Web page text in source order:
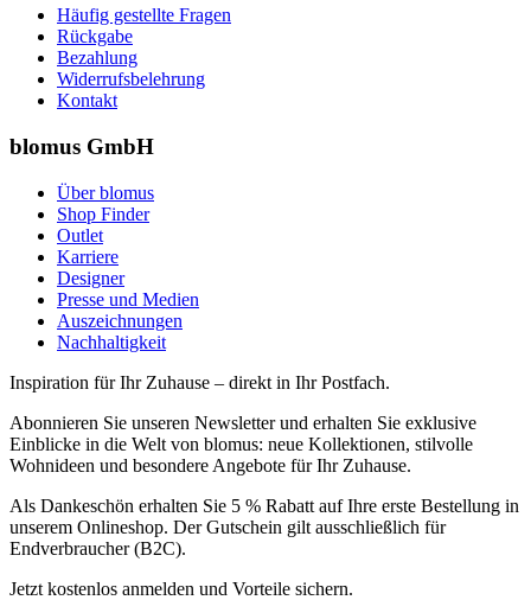
Häufig gestellte Fragen
Rückgabe
Bezahlung
Widerrufsbelehrung
Kontakt
blomus GmbH
Über blomus
Shop Finder
Outlet
Karriere
Designer
Presse und Medien
Auszeichnungen
Nachhaltigkeit
Inspiration für Ihr Zuhause – direkt in Ihr Postfach.
Abonnieren Sie unseren Newsletter und erhalten Sie exklusive
Einblicke in die Welt von blomus: neue Kollektionen, stilvolle
Wohnideen und besondere Angebote für Ihr Zuhause.
Als Dankeschön erhalten Sie 5 % Rabatt auf Ihre erste Bestellung in
unserem Onlineshop. Der Gutschein gilt ausschließlich für
Endverbraucher (B2C).
Jetzt kostenlos anmelden und Vorteile sichern.